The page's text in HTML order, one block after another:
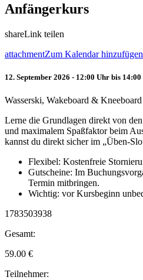
Anfängerkurs
shareLink teilen
attachmentZum Kalendar hinzufügen
12. September 2026 - 12:00 Uhr bis
Wasserski, Wakeboard &
Lerne die Grundlagen direkt von
und maximalem Spaßfaktor beim
kannst du direkt sicher im „Üben-
Flexibel: Kostenfreie
Gutscheine: Im
Termin mitbringen.
Wichtig: vor Kursbeginn
1783503938
Gesamt:
59.00 €
Teilnehmer: